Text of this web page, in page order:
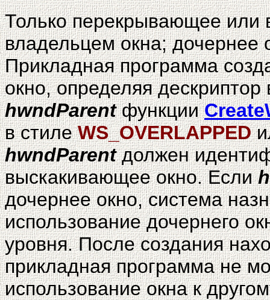
Только перекрывающее или
владельцем окна; дочернее
Прикладная программа
окно, определяя
hwndParentфункции
в стилеWS_OVERLAPPED
hwndParent должен
выскакивающее окно. Если
дочернее окно, система
использование дочернего
уровня. После создания
прикладная программа не
использование окна к